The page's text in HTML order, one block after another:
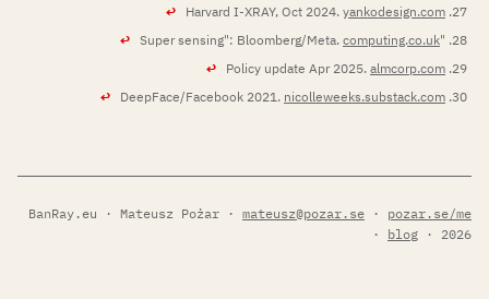
Harvard I-XRAY, Oct 2024.yankodesign.com
↩
"Super sensing": Bloomberg/Meta.
computing.co.uk
↩
Policy update Apr 2025.almcorp.com
↩
DeepFace/Facebook 2021. nicolleweeks.substack.com
↩
BanRay.eu · Mateusz Pożar · mateusz@pozar.se · pozar.se/me
· blog · 2026